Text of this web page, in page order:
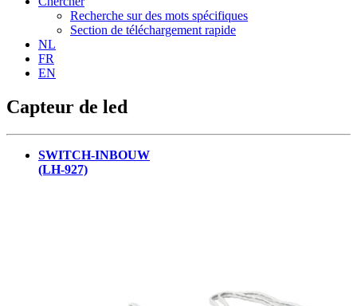
Recherche sur des mots spécifiques
Section de téléchargement rapide
NL
FR
EN
Capteur de led
SWITCH-INBOUW
(LH-927)